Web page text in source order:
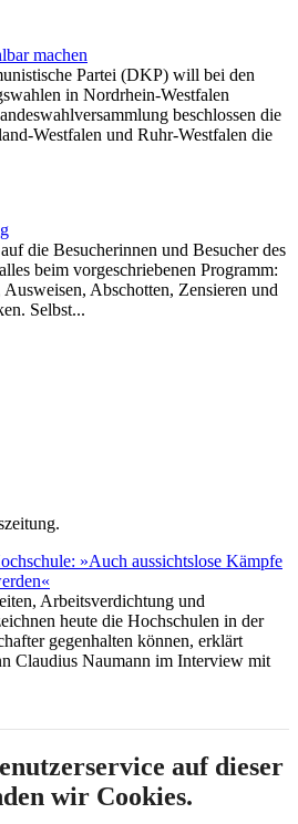
machen
Partei (DKP) will bei den
in Nordrhein-Westfalen
beschlossen die
Westfalen und Ruhr-Westfalen die
die Besucherinnen und Besucher des
beim vorgeschriebenen Programm:
Abschotten, Zensieren und
Selbst...
»Auch aussichtslose Kämpfe
Arbeitsverdichtung und
heute die Hochschulen in der
gegenhalten können, erklärt
Claudius Naumann im Interview mit
auf dieser
wir Cookies.